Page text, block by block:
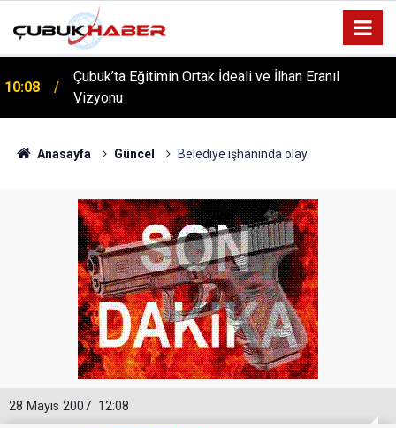
12:06
ÇUBUK’TA ‘YAZA MERHABA’ COŞKUSU: Kursiyerler
Gönüllerince Eğlendi!
Anasayfa Güncel Belediye işhanında olay
12:08
28 Mayıs 2007